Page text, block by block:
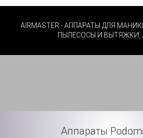
AIRMASTER - АППАРАТЫ ДЛЯ
ПЫЛЕСОСЫ И ВЫТЯЖКИ,
Аппараты